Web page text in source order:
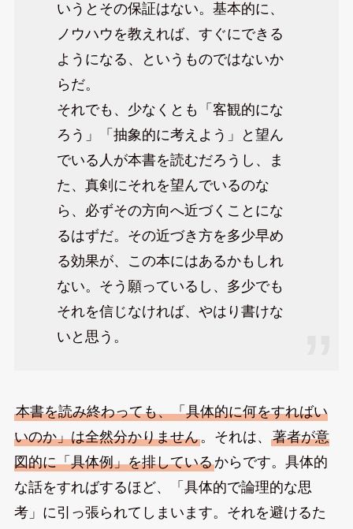
いうとその保証はない。基本的に、
ノウハウを教えれば、すぐにできる
ようになる、というものではないか
らだ。
それでも、少なくとも「客観的にな
ろう」「抽象的に考えよう」と望ん
でいる人が本書を読むだろうし、ま
た、真剣にそれを望んでいるのな
ら、必ずその方向へ近づくことにな
るはずだ。その近づき方を多少早め
る効果が、この本にはあるかもしれ
ない。そう願っているし、多少でも
それを信じなければ、やはり書けな
いと思う。
本書を読み終わっても、「具体的に何をすればい
いのか」は全然分かりません。それは、 著者が意
図的に「具体例」を排しているからです。具体的
な話をすればするほど、「具体的で論理的な思
考」に引っ張られてしまいます。それを避けるた